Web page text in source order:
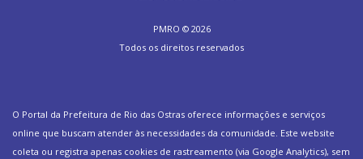
PMRO © 2026
Todos os direitos reservados
O Portal da Prefeitura de Rio das Ostras oferece informações e serviços
online que buscam atender às necessidades da comunidade. Este website
coleta ou registra apenas cookies de rastreamento (via Google Analytics), sem